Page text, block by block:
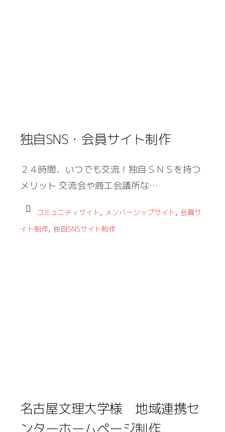
独自SNS・会員サイト制作
２４時間、いつでも交流！独自ＳＮＳを持つ
メリット 交流会や商工会議所な…
コミュニティサイト, メンバーシップサイト, 会員サ
イト制作, 独自SNSサイト制作
名古屋文理大学様 地域連携セ